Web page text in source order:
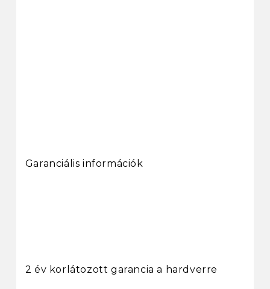
Garanciális információk
2 év korlátozott garancia a hardverre